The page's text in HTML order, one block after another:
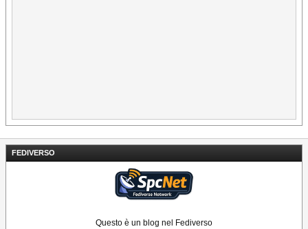
FEDIVERSO
Questo è un blog nel Fediverso